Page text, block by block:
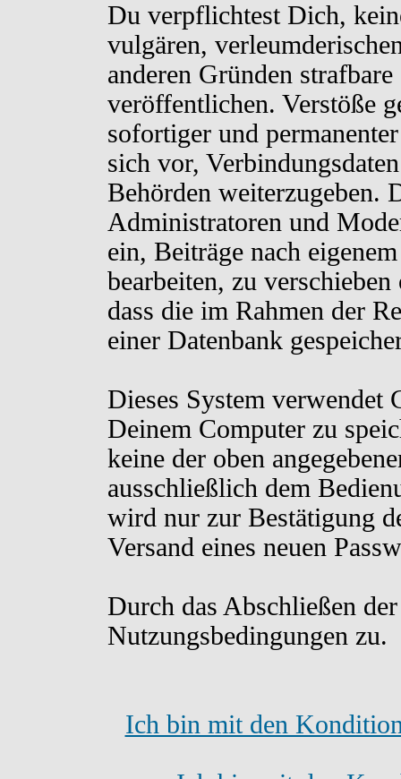
Du verpflichtest Dich,
vulgären,
anderen Gründen
veröffentlichen. Verstöße
sofortiger und
sich vor,
Behörden weiterzugeben.
Administratoren und
ein, Beiträge nach
bearbeiten, zu
dass die im Rahmen der
einer Datenbank
Dieses System verwendet
Deinem Computer zu
keine der oben
ausschließlich dem
wird nur zur Bestätigung
Versand eines neuen
Durch das Abschließen
Nutzungsbedingungen zu.
Ich bin mit den